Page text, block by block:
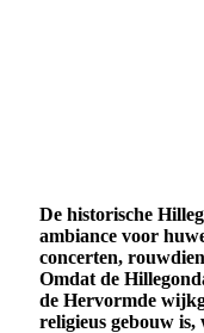
De historische
ambiance voor
concerten,
Omdat de
de Hervormde
religieus gebouw is,